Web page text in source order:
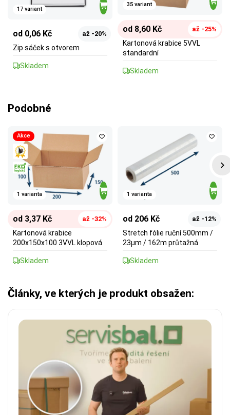
17 variant
od 0,06 Kč až -20%
Zip sáček s otvorem
Skladem
35 variant
od 8,60 Kč až -25%
Kartonová krabice 5VVL
standardní
Skladem
Podobné
Akce
1 varianta
od 3,37 Kč až -32%
Kartonová krabice
200x150x100 3VVL klopová
Skladem
1 varianta
od 206 Kč až -12%
Stretch fólie ruční 500mm /
23µm / 162m průtažná
Skladem
Články, ve kterých je produkt obsažen: